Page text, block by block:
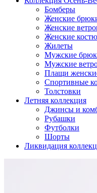
Бомберы
Женские
Женские
Женские
Жилеты
Мужские
Мужские
Плащи
Спортивные
Толстовки
Летняя коллекция
Джинсы и
Рубашки
Футболки
Шорты
Ликвидация